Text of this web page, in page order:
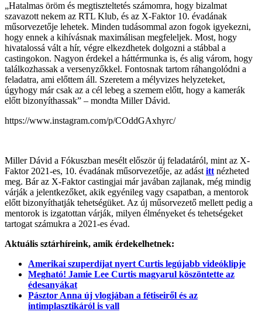
„Hatalmas öröm és megtiszteltetés számomra, hogy bizalmat
szavazott nekem az RTL Klub, és az X-Faktor 10. évadának
műsorvezetője lehetek. Minden tudásommal azon fogok igyekezni,
hogy ennek a kihívásnak maximálisan megfeleljek. Most, hogy
hivatalossá vált a hír, végre elkezdhetek dolgozni a stábbal a
castingokon. Nagyon érdekel a háttérmunka is, és alig várom, hogy
találkozhassak a versenyzőkkel. Fontosnak tartom ráhangolódni a
feladatra, ami előttem áll. Szeretem a mélyvizes helyzeteket,
úgyhogy már csak az a cél lebeg a szemem előtt, hogy a kamerák
előtt bizonyíthassak” – mondta Miller Dávid.
https://www.instagram.com/p/COddGAxhyrc/
Miller Dávid a Fókuszban mesélt először új feladatáról, mint az X-
Faktor 2021-es, 10. évadának műsorvezetője, az adástittnézheted
meg. Bár az X-Faktor castingjai már javában zajlanak, még mindig
várják a jelentkezőket, akik egyénileg vagy csapatban, a mentorok
előtt bizonyíthatják tehetségüket. Az új műsorvezető mellett pedig a
mentorok is izgatottan várják, milyen élményeket és tehetségeket
tartogat számukra a 2021-es évad.
Aktuális sztárhíreink, amik érdekelhetnek:
Amerikai szuperdíjat nyert Curtis legújabb videóklipje
Megható! Jamie Lee Curtis magyarul köszöntette az
édesanyákat
Pásztor Anna új vlogjában a fétiseiről és az
intimplasztikáról is vall